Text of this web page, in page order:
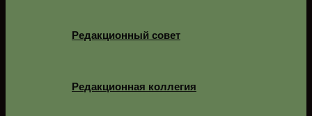
Редакционный совет
Редакционная коллегия